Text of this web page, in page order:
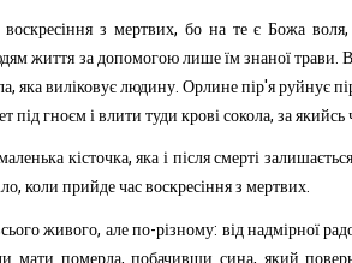
воскресіння з мертвих, бо на те є Божа воля,
життя за допомогою лише їм знаної трави.
, яка виліковує людину. Орлине пір'я руйнує
під гноєм і влити туди крові сокола, за якийсь
кісточка,яка і після смерті залишається
, коли прийде час воскресіння з мертвих.
живого, але по-різному: від надмірної
мати померла побачивши сина який